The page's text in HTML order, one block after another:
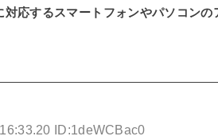
応するスマートフォンやパソコン
ID:1deWCBac0